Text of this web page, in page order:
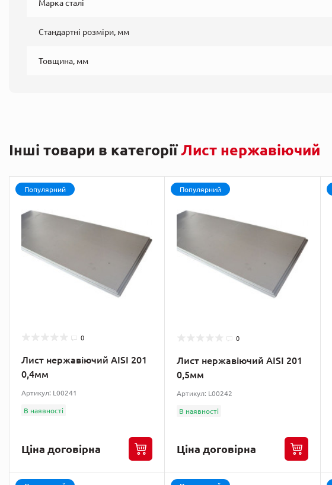
Марка сталі
Стандартні розміри, мм
Товщина, мм
Інші товари в категоріїЛист нержавіючий
Популярний
0
Лист нержавіючий AISI 201
0,4мм
Артикул: L00241
В наявності
Ціна договірна
Популярний
0
Лист нержавіючий AISI 201
0,5мм
Артикул: L00242
В наявності
Ціна договірна